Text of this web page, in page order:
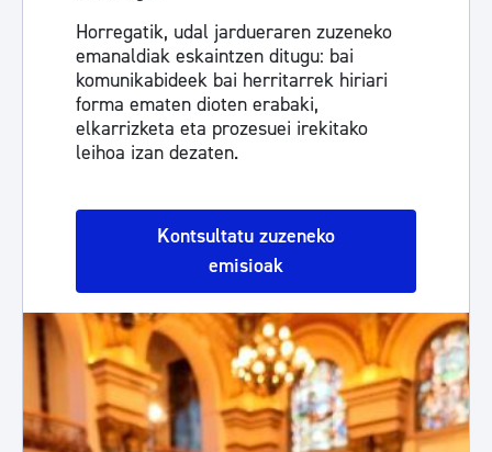
Horregatik, udal jardueraren zuzeneko
emanaldiak eskaintzen ditugu: bai
komunikabideek bai herritarrek hiriari
forma ematen dioten erabaki,
elkarrizketa eta prozesuei irekitako
leihoa izan dezaten.
Kontsultatu zuzeneko
emisioak